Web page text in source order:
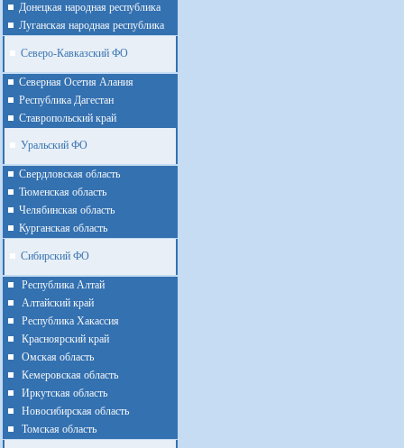
Донецкая народная республика
Луганская народная республика
Северо-Кавказский ФО
Северная Осетия Алания
Республика Дагестан
Ставропольский край
Уральский ФО
Cвердловская область
Тюменская область
Челябинская область
Курганская область
Сибирский ФО
Республика Алтай
Алтайcкий край
Республика Хакассия
Красноярский край
Омская область
Кемеровская область
Иркутская область
Новосибирская область
Томская область